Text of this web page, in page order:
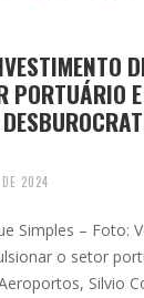
PORTUÁRIO
2024
Simples – Foto:
o setor
Silvio